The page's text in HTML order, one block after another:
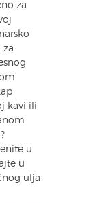
za
za
kavi ili
u
u
ulja